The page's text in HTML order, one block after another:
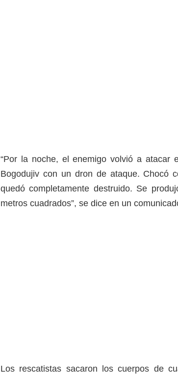
“Por la noche, el enemigo volvió a atacar
Bogodujiv con un dron de ataque. Chocó
quedó completamente destruido. Se
metros cuadrados”, se dice en un
Los rescatistas sacaron los cuerpos de